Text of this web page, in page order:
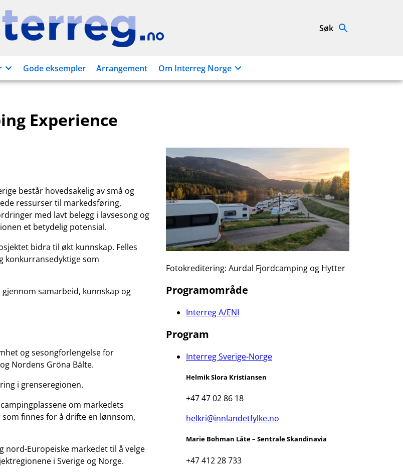
Interreg.no Søk
Gode eksempler Arrangement Om Interreg Norge
Experience
består hovedsakelig av små og
ressurser til markedsføring,
med lavt belegg i lavsesong og
et betydelig potensial.
bidra til økt kunnskap. Felles
konkurransedyktige som
samarbeid, kunnskap og
og sesongforlengelse for
Nordens Gröna Bälte.
i grenseregionen.
om markedets
finnes for å drifte en lønnsom,
nord-Europeiske markedet til å velge
i Sverige og Norge.
Fotokreditering: Aurdal Fjordcamping og Hytter
Programområde
Interreg A/ENI
Program
Interreg Sverige-Norge
Helmik Slora Kristiansen
+47 47 02 86 18
helkri@innlandetfylke.no
Marie Bohman Låte – Sentrale Skandinavia
+47 412 28 733